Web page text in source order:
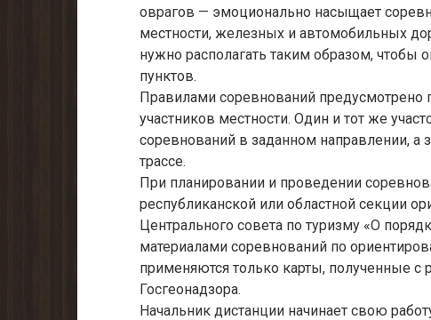
оврагов — эмоционально насыщает
местности, железных и автомобильных
нужно располагать таким образом, чтобы
пунктов.
Правилами соревнований предусмотрено
участников местности. Один и тот же
соревнований в заданном направлении, а
трассе.
При планировании и проведении
республиканской или областной секции
Центрального совета по туризму «О
материалами соревнований по
применяются только карты, полученные с
Госгеонадзора.
Начальник дистанции начинает свою